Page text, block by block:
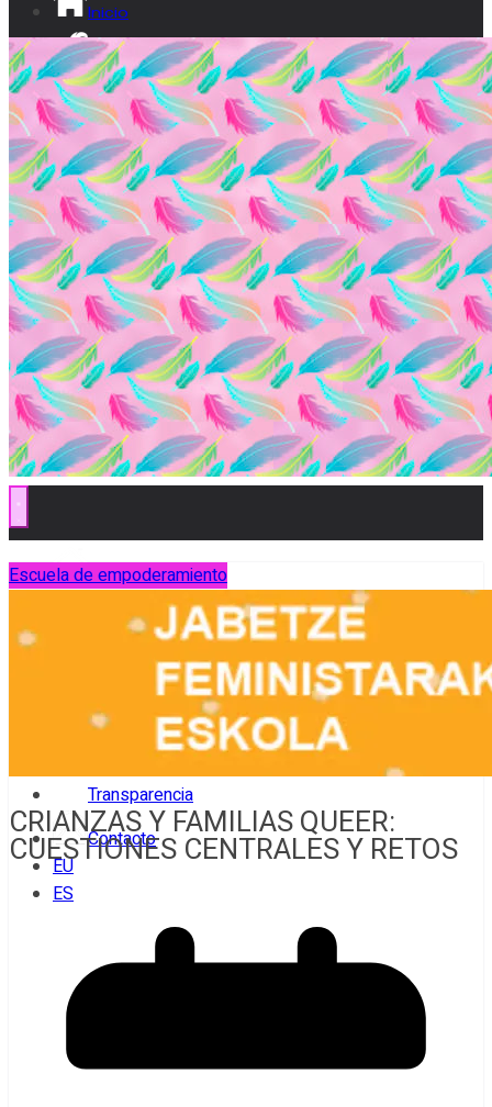
Inicio
¡Sé lumita!
Ikusgune
Vídeos
Documental
Transparencia
Contacto
EU
ES
Inicio
¡Sé lumita!
Ikusgune
Vídeos
Documental
Transparencia
Contacto
EU
ES
Escuela de empoderamiento
CRIANZAS Y FAMILIAS QUEER:
CUESTIONES CENTRALES Y RETOS